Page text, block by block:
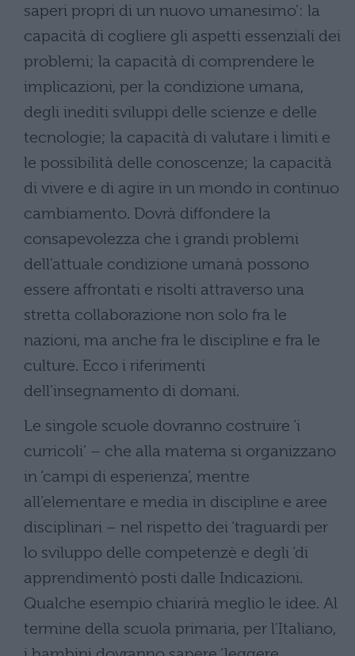
saperi propri di un nuovo umanesimo’: la
capacità di cogliere gli aspetti essenziali dei
problemi; la capacità di comprendere le
implicazioni, per la condizione umana,
degli inediti sviluppi delle scienze e delle
tecnologie; la capacità di valutare i limiti e
le possibilità delle conoscenze; la capacità
di vivere e di agire in un mondo in continuo
cambiamento. Dovrà diffondere la
consapevolezza che i grandi problemi
dell’attuale condizione umanà possono
essere affrontati e risolti attraverso una
stretta collaborazione non solo fra le
nazioni, ma anche fra le discipline e fra le
culture. Ecco i riferimenti
dell’insegnamento di domani.
Le singole scuole dovranno costruire ‘i
curricoli’ – che alla materna si organizzano
in ‘campi di esperienza’, mentre
all’elementare e media in discipline e aree
disciplinari – nel rispetto dei ‘traguardi per
lo sviluppo delle competenzè e degli ‘di
apprendimentò posti dalle Indicazioni.
Qualche esempio chiarirà meglio le idee. Al
termine della scuola primaria, per l’Italiano,